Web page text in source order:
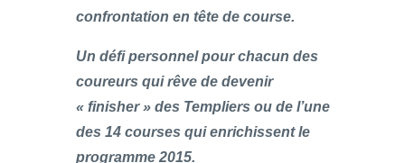
confrontation en tête de course.
Un défi personnel pour chacun des
coureurs qui rêve de devenir
« finisher » des Templiers ou de l’une
des 14 courses qui enrichissent le
programme 2015.